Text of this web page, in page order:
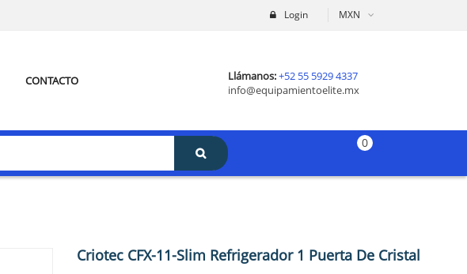
MXN
Login
CONTACTO Llámanos:+52 55 5929 4337
info@equipamientoelite.mx
0
Criotec CFX-11-Slim Refrigerador 1 Puerta De Cristal